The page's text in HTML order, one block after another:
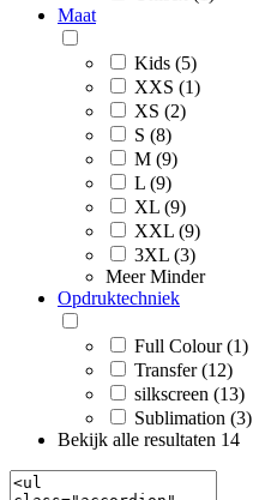
Maat
Kids (5)
XXS (1)
XS (2)
S (8)
M (9)
L (9)
XL (9)
XXL (9)
3XL (3)
Meer Minder
Opdruktechniek
Full Colour (1)
Transfer (12)
silkscreen (13)
Sublimation (3)
Bekijk alle resultaten 14